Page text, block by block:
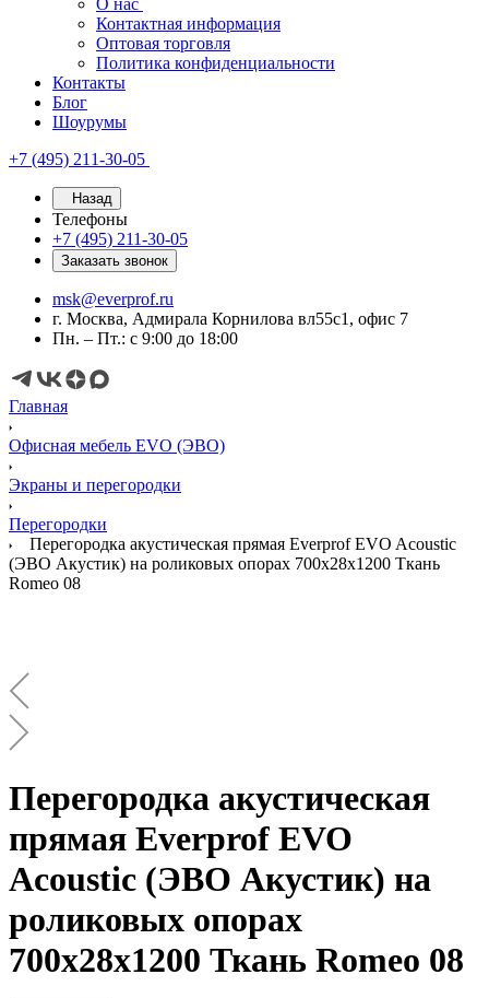
О нас
Контактная информация
Оптовая торговля
Политика конфиденциальности
Контакты
Блог
Шоурумы
+7 (495) 211-30-05
Назад
Телефоны
+7 (495) 211-30-05
Заказать звонок
msk@everprof.ru
г. Москва, Адмирала Корнилова вл55с1, офис 7
Пн. – Пт.: с 9:00 до 18:00
Главная
Офисная мебель EVO (ЭВО)
Экраны и перегородки
Перегородки
Перегородка акустическая прямая Everprof EVO Acoustic
(ЭВО Акустик) на роликовых опорах 700х28х1200 Ткань
Romeo 08
Перегородка акустическая
прямая Everprof EVO
Acoustic (ЭВО Акустик) на
роликовых опорах
700х28х1200 Ткань Romeo 08